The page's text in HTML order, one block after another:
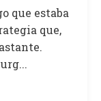
que estaba
que,